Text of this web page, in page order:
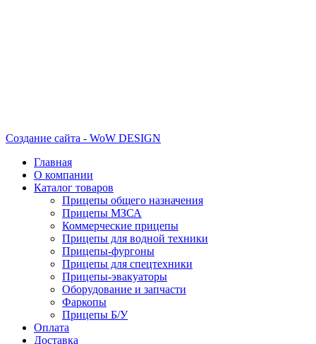
Создание сайта - WoW DESIGN
Главная
О компании
Каталог товаров
Прицепы общего назначения
Прицепы МЗСА
Коммерческие прицепы
Прицепы для водной техники
Прицепы-фургоны
Прицепы для спецтехники
Прицепы-эвакуаторы
Оборудование и запчасти
Фаркопы
Прицепы Б/У
Оплата
Доставка